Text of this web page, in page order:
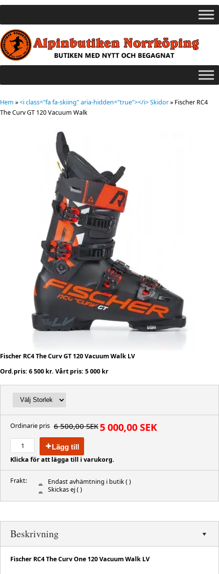
Hem »<i class="fa fa-skiing" aria-hidden="true"></i> Skidor» Fischer RC4
The Curv GT 120 Vacuum Walk
Fischer RC4 The Curv GT 120 Vacuum Walk LV
Ord.pris: 6 500 kr. Vårt pris: 5 000 kr
Ordinarie pris 6 500,00 SEK 5 000,00 SEK
Lägg till
Klicka för att lägga till i varukorg.
Frakt: Endast avhämtning i butik( )
Skickas ej( )
Beskrivning
Fischer RC4 The Curv One 120 Vacuum Walk LV